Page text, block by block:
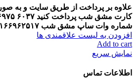
علاوه بر پرداخت از طریق سایت و به
کارت مشق شب پرداخت کنید ۶۰۳۷
شماره وات ساپ مشق شب ۰۲۱۶۶۹۶۲۵۱۷ اطلاع
افزودن به لیست علاقمندی ها
Add to cart
نمایش سریع
اطلاعات تماس